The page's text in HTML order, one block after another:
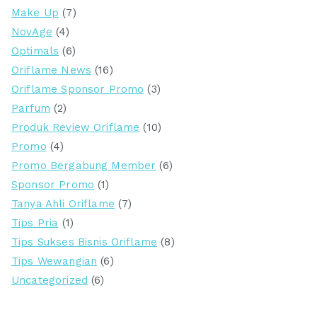
Make Up (7)
NovAge (4)
Optimals (6)
Oriflame News (16)
Oriflame Sponsor Promo (3)
Parfum (2)
Produk Review Oriflame (10)
Promo (4)
Promo Bergabung Member (6)
Sponsor Promo (1)
Tanya Ahli Oriflame (7)
Tips Pria (1)
Tips Sukses Bisnis Oriflame (8)
Tips Wewangian (6)
Uncategorized (6)